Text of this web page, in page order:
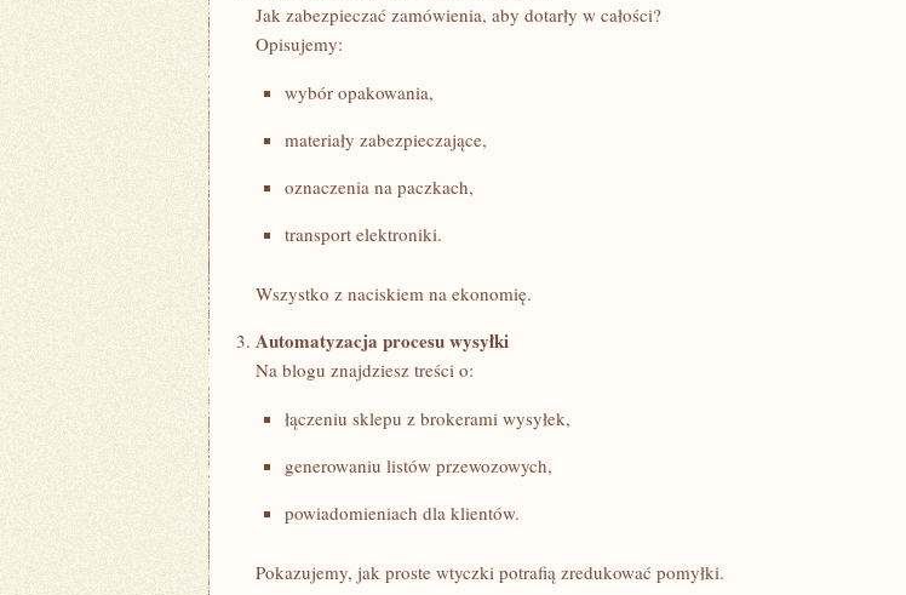
Jak zabezpieczać zamówienia, aby dotarły w całości?
Opisujemy:
wybór opakowania,
materiały zabezpieczające,
oznaczenia na paczkach,
transport elektroniki.
Wszystko z naciskiem na ekonomię.
Automatyzacja procesu wysyłki
Na blogu znajdziesz treści o:
łączeniu sklepu z brokerami wysyłek,
generowaniu listów przewozowych,
powiadomieniach dla klientów.
Pokazujemy, jak proste wtyczki potrafią zredukować pomyłki.